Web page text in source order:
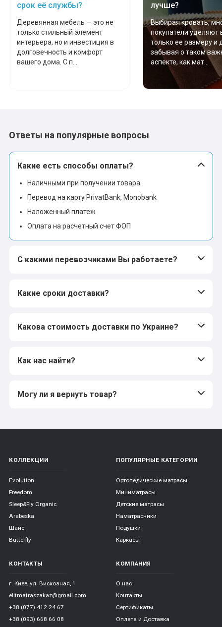
срок её службы?
Деревянная мебель — это не
только стильный элемент
интерьера, но и инвестиция в
долговечность и комфорт
вашего дома. С п...
лучше?
Выбирая кровать,
покупатели уделяют
только ее размеру и
забывая о таком
аспекте, как мат...
Ответы на популярные вопросы
Какие есть способы оплаты?
Наличными при получении товара
Перевод на карту PrivatBank, Monobank
Наложенный платеж
Оплата на расчетный счет ФОП
С какими перевозчиками Вы работаете?
Какие сроки доставки?
Какова стоимость доставки по Украине?
Как нас найти?
Могу ли я вернуть товар?
КОЛЛЕКЦИИ
Evolution
Freedom
Sleep&Fly Organic
Arabeska
Шанс
Butterfly
ПОПУЛЯРНЫЕ КАТЕГОРИИ
Ортопедические матрасы
Миниматрасы
Детские матрасы
Наматрасники
Подушки
Каркасы
КОНТАКТЫ
г. Киев, ул. Вискозная, 1
elitmatraszakaz@gmail.com
+38 (077) 412 24 67
+38 (093) 668 66 08
КОМПАНИЯ
О нас
Контакты
Сертификаты
Оплата и Доставка